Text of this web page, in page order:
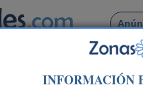
Busca por pueblo
INFORMACIÓN